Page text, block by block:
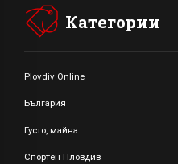
Категории
Plovdiv Online
България
Густо, майна
Спортен Пловдив